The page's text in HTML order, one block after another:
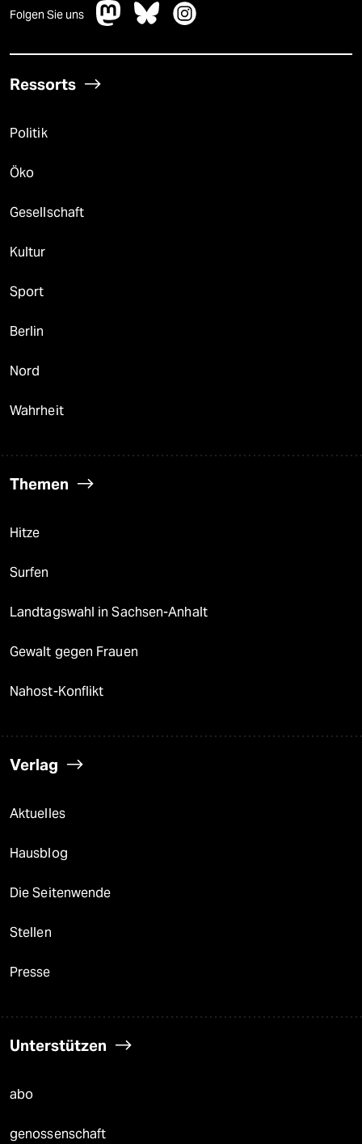
Folgen Sie uns
Ressorts
Politik
Öko
Gesellschaft
Kultur
Sport
Berlin
Nord
Wahrheit
Themen
Hitze
Surfen
Landtagswahl in Sachsen-Anhalt
Gewalt gegen Frauen
Nahost-Konflikt
Verlag
Aktuelles
Hausblog
Die Seitenwende
Stellen
Presse
Unterstützen
abo
genossenschaft